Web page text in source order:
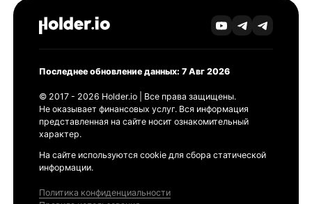
Последнее обновление данных: 7 Авг 2026
© 2017 - 2026 Holder.io | Все права защищены.
Не оказывает финансовых услуг. Вся информация
представленная на сайте носит ознакомительный
характер.
На сайте используются cookie для сбора статической
информации.
Политика конфиденциальности